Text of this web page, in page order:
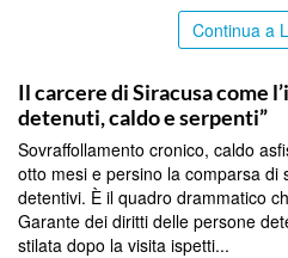
Continua a
Il carcere di Siracusa come
detenuti, caldo e serpenti”
Sovraffollamento cronico, caldo
otto mesi e persino la comparsa di
detentivi. È il quadro drammatico
Garante dei diritti delle persone
stilata dopo la visita ispetti...